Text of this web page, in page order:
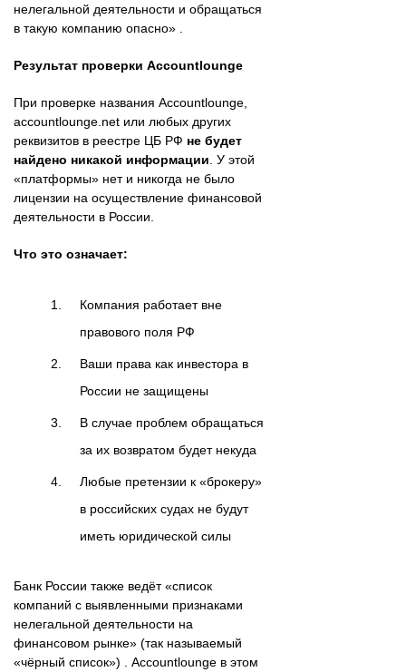
нелегальной деятельности и обращаться
в такую компанию опасно» .
Результат проверки Accountlounge
При проверке названия Accountlounge,
accountlounge.net или любых других
реквизитов в реестре ЦБ РФ не будет
найдено никакой информации . У этой
«платформы» нет и никогда не было
лицензии на осуществление финансовой
деятельности в России.
Что это означает:
Компания работает вне
правового поля РФ
Ваши права как инвестора в
России не защищены
В случае проблем обращаться
за их возвратом будет некуда
Любые претензии к «брокеру»
в российских судах не будут
иметь юридической силы
Банк России также ведёт «список
компаний с выявленными признаками
нелегальной деятельности на
финансовом рынке» (так называемый
«чёрный список») . Accountlounge в этом